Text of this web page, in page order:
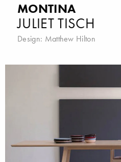
MONTINA
JULIET TISCH
Design: Matthew Hilton